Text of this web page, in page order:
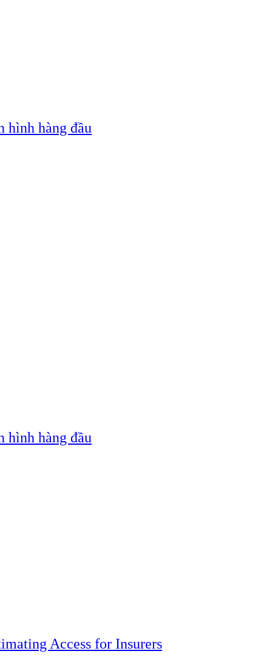
hình hàng đầu
hình hàng đầu
Access for Insurers